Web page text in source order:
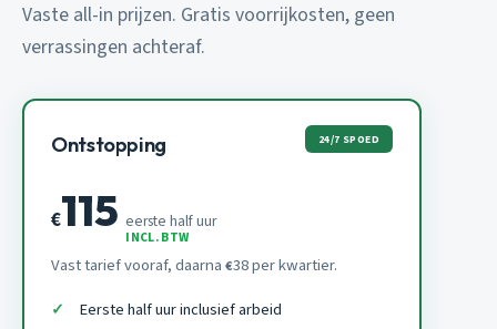
Vaste all-in prijzen. Gratis voorrijkosten, geen
verrassingen achteraf.
Ontstopping 24/7 SPOED
€115 eerste half uur
INCL. BTW
Vast tarief vooraf, daarna €38 per kwartier.
Eerste half uur inclusief arbeid